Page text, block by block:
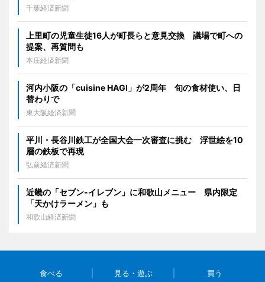
千葉経済新聞
上里町の児童生徒16人が町長らと意見交換 議場で町への
提案、再質問も
本庄経済新聞
河内小阪の「cuisine HAGI」が2周年 旬の食材使い、日
替わりで
東大阪経済新聞
平川・長谷川鉄工が全国大会一次審査に挑む 浮世絵を10
層の鉄板で再現
弘前経済新聞
近畿の「セブン-イレブン」に和歌山メニュー 県内限定
「天かけラーメン」も
和歌山経済新聞
食べる 見る・遊ぶ 買う